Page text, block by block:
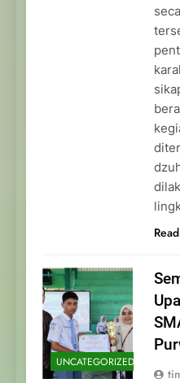
UNCATEGORIZED